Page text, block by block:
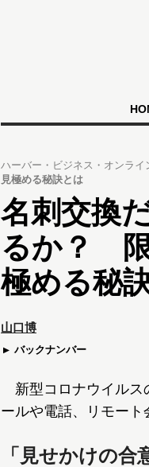
ハーバー・ビジネス・オンライ
見極める秘訣とは
名刺交換
るか？ 限
極める秘
山口博
バックナンバー
新型コロナウイルス
ールや電話、リモート
「見せかけの